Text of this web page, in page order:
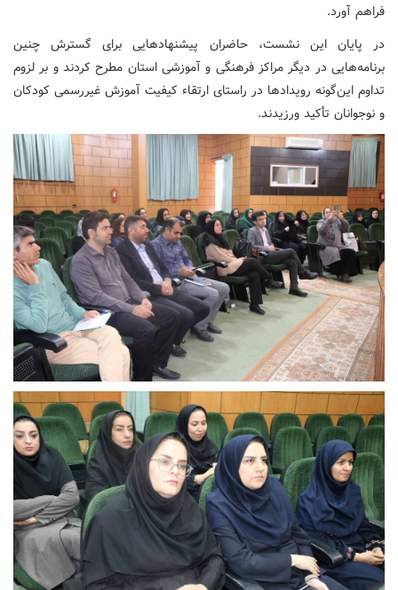
فراهم آورد.
در پایان این نشست، حاضران پیشنهادهایی برای گسترش چنین
برنامه‌هایی در دیگر مراکز فرهنگی و آموزشی استان مطرح کردند و بر لزوم
تداوم این‌گونه رویدادها در راستای ارتقاء کیفیت آموزش غیررسمی کودکان
و نوجوانان تأکید ورزیدند.